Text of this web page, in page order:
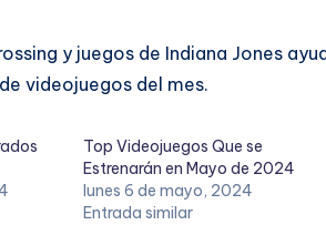
y juegos de Indiana Jones
videojuegos del mes.
Top Videojuegos Que se
Estrenarán en Mayo de 2024
lunes 6 de mayo, 2024
Entrada similar